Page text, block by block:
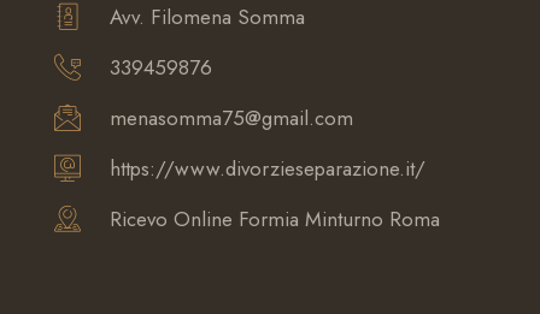
Avv. Filomena Somma
339459876
menasomma75@gmail.com
https://www.divorzieseparazione.it/
Ricevo Online Formia Minturno Roma